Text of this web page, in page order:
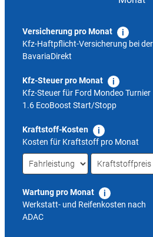
Versicherung pro Monat
Kfz-Haftpflicht-Versicherung bei der
BavariaDirekt
Kfz-Steuer pro Monat
Kfz-Steuer für Ford Mondeo Turnier
1.6 EcoBoost Start/Stopp
Kraftstoff-Kosten
Kosten für Kraftstoff pro Monat
Wartung pro Monat
Werkstatt- und Reifenkosten nach
ADAC